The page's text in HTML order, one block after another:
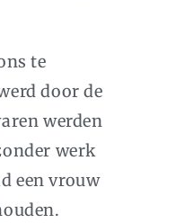
te
door de
werden
werk
een vrouw